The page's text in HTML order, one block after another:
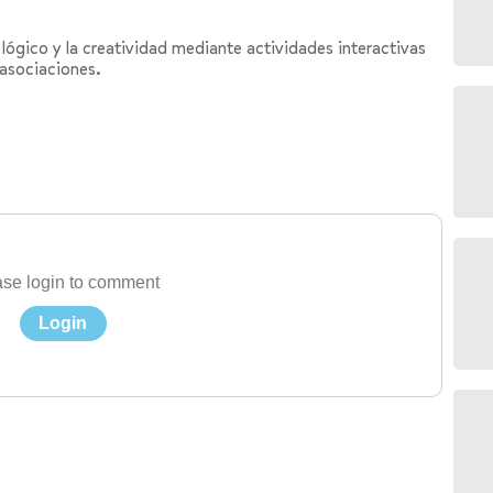
lógico y la creatividad mediante actividades interactivas
login to comment
Login